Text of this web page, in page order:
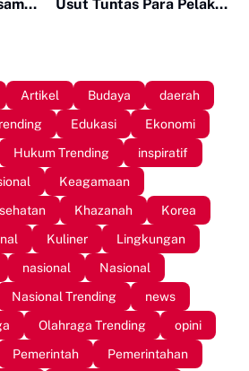
Usut Tuntas Para Pelaku
Artikel Budaya
daerah
Edukasi
Ekonomi
Hukum Trending
inspiratif
Keagamaan
Khazanah
Korea
Kuliner
Lingkungan
nasional
Nasional
Nasional Trending
news
Olahraga Trending
opini
Pemerintah
Pemerintahan